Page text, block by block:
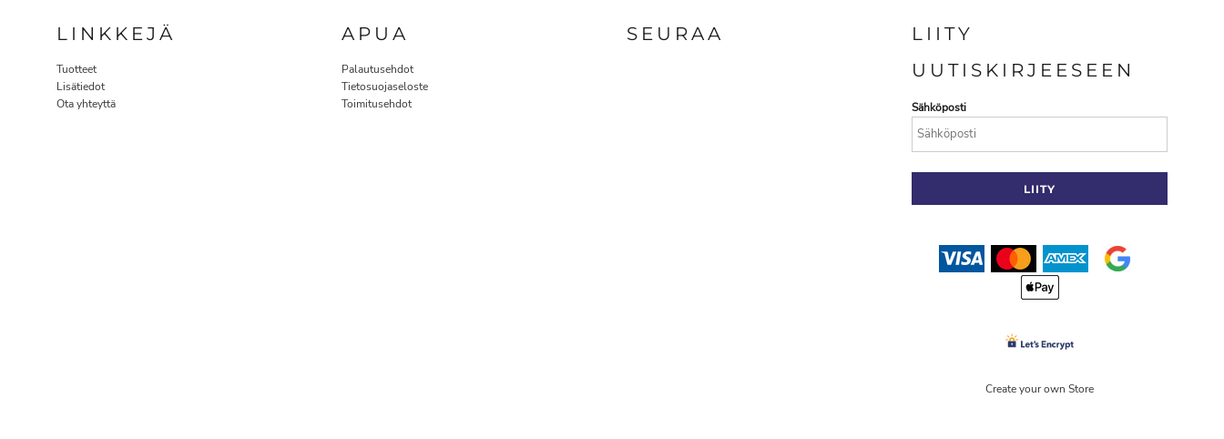
LINKKEJÄ
Tuotteet
Lisätiedot
Ota yhteyttä
APUA
Palautusehdot
Tietosuojaseloste
Toimitusehdot
SEURAA
LIITY
UUTISKIRJEESEEN
Sähköposti
LIITY
Create your own Store